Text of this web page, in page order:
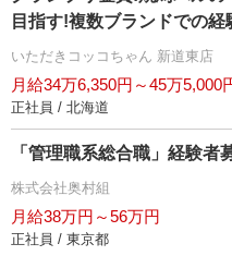
目指す!複数ブランドでの経
いただきコッコちゃん 新道東店
月給34万6,350円～45万5,000
正社員 / 北海道
「管理職系総合職」経験者
株式会社奥村組
月給38万円～56万円
正社員 / 東京都